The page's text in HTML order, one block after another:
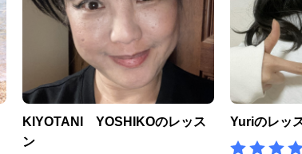
KIYOTANI YOSHIKOのレッス
ン
Yuriのレッ